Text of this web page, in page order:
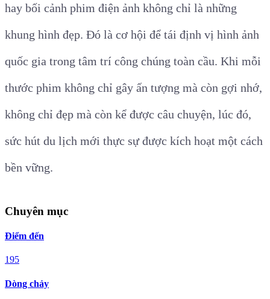
hay bối cảnh phim điện ảnh không chỉ là những
khung hình đẹp. Đó là cơ hội để tái định vị hình ảnh
quốc gia trong tâm trí công chúng toàn cầu. Khi mỗi
thước phim không chỉ gây ấn tượng mà còn gợi nhớ,
không chỉ đẹp mà còn kể được câu chuyện, lúc đó,
sức hút du lịch mới thực sự được kích hoạt một cách
bền vững.
Chuyên mục
Điểm đến
195
Dòng chảy